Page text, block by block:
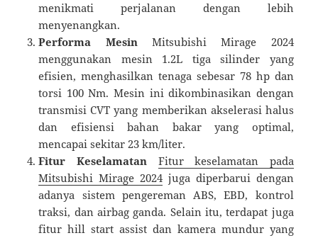
menikmati perjalanan dengan lebih
menyenangkan.
Performa MesinMitsubishi Mirage 2024
menggunakan mesin 1.2L tiga silinder yang
efisien, menghasilkan tenaga sebesar 78 hp dan
torsi 100 Nm. Mesin ini dikombinasikan dengan
transmisi CVT yang memberikan akselerasi halus
dan efisiensi bahan bakar yang optimal,
mencapai sekitar 23 km/liter.
Fitur Keselamatan
Fitur keselamatan pada
Mitsubishi Mirage 2024juga diperbarui dengan
adanya sistem pengereman ABS, EBD, kontrol
traksi, dan airbag ganda. Selain itu, terdapat juga
fitur hill start assist dan kamera mundur yang